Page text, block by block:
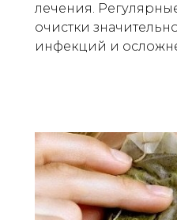
лечения.
очистки
инфекций и